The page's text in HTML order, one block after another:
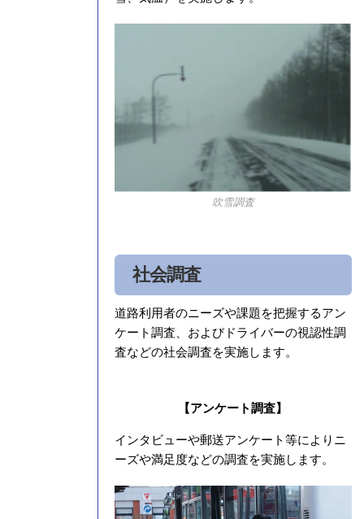
吹雪調査
社会調査
道路利用者のニーズや課題を把握するアン
ケート調査、およびドライバーの視認性調
査などの社会調査を実施します。
【アンケート調査】
インタビューや郵送アンケート等によりニ
ーズや満足度などの調査を実施します。